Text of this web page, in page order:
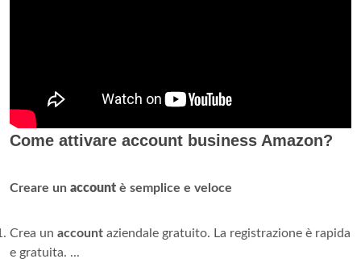
Come attivare account business Amazon?
Creare un account è semplice e veloce
Crea un account aziendale gratuito. La registrazione è rapida
e gratuita. ...